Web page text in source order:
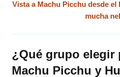
Vista a Machu Picchu desde
mucha
¿Qué grupo elegir
Machu Picchu y